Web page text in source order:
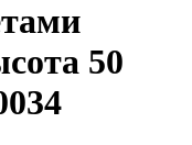
50